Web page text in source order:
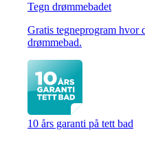
Tegn drømmebadet
Gratis tegneprogram hvor
drømmebad.
10 års garanti på tett bad